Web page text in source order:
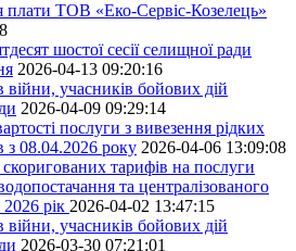
ТОВ «Еко-Сервіс-Козелець»
шостої сесії селищної ради
2026-04-13 09:20:16
війни, учасників бойових дій
2026-04-09 09:29:14
послуги з вивезення рідких
з 08.04.2026 року 2026-04-06 13:09:08
тарифів на послуги
та централізованого
рік 2026-04-02 13:47:15
війни, учасників бойових дій
2026-03-30 07:21:01